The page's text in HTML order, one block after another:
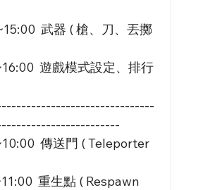
武器 ( 槍、刀、丟擲
遊戲模式設定、排行
傳送門 ( Teleporter
重生點 ( Respawn